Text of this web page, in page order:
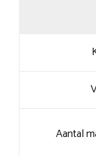
Aantal